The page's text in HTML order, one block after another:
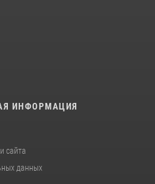
ИНФОРМАЦИЯ
сайта
данных